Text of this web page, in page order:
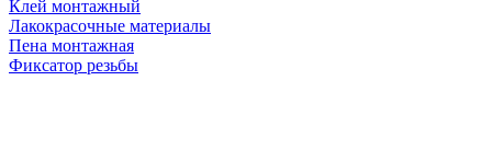
Клей монтажный
Лакокрасочные материалы
Пена монтажная
Фиксатор резьбы